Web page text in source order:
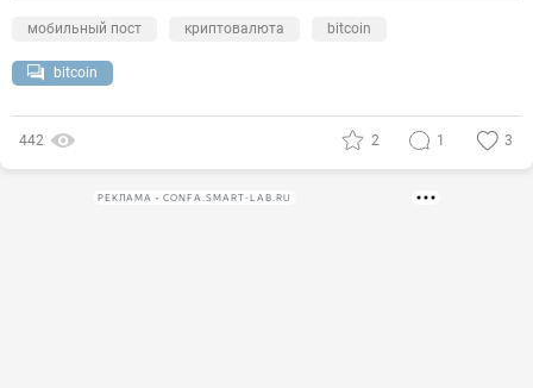
мобильный пост криптовалюта bitcoin
bitcoin
442 2 1 3
РЕКЛАМА • CONFA.SMART-LAB.RU